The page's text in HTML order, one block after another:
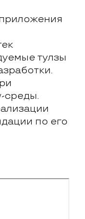
тулзы
среды.
по его